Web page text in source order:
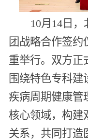
10月14日
团战略合作签
重举行。双方正
围绕特色专科
疾病周期健康管
核心领域，构建
关系，共同打造